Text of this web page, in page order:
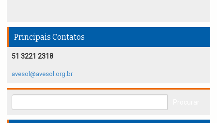
Principais Contatos
51 3221 2318
avesol@avesol.org.br